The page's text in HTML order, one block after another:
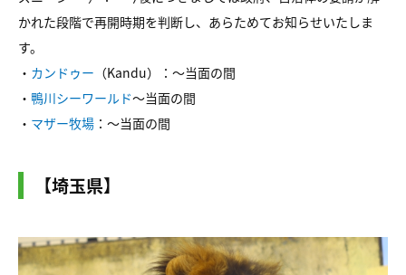
かれた段階で再開時期を判断し、あらためてお知らせいたしま
す。
・ カンドゥー （Kandu）：～当面の間
・ 鴨川シーワールド～当面の間
・ マザー牧場 ：～当面の間
【埼玉県】